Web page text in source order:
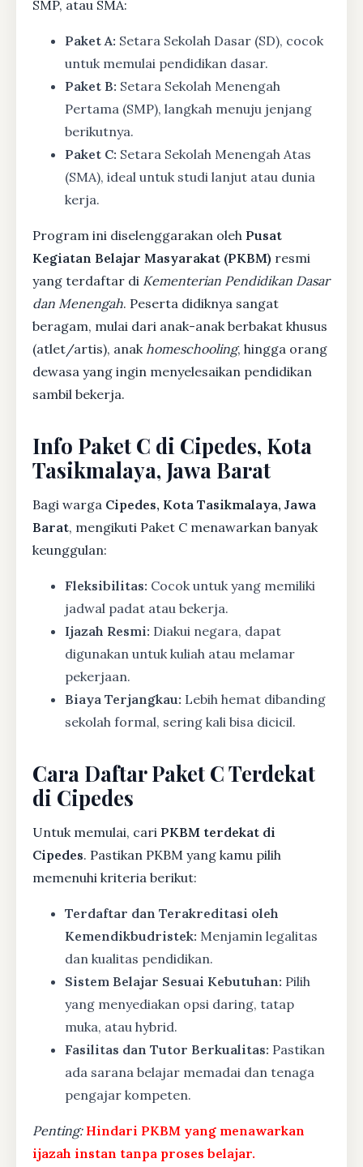
SMP, atau SMA:
Paket A: Setara Sekolah Dasar (SD), cocok
untuk memulai pendidikan dasar.
Paket B: Setara Sekolah Menengah
Pertama (SMP), langkah menuju jenjang
berikutnya.
Paket C: Setara Sekolah Menengah Atas
(SMA), ideal untuk studi lanjut atau dunia
kerja.
Program ini diselenggarakan oleh Pusat
Kegiatan Belajar Masyarakat (PKBM) resmi
yang terdaftar di Kementerian Pendidikan Dasar
dan Menengah. Peserta didiknya sangat
beragam, mulai dari anak-anak berbakat khusus
(atlet/artis), anakhomeschooling, hingga orang
dewasa yang ingin menyelesaikan pendidikan
sambil bekerja.
Info Paket C di Cipedes, Kota
Tasikmalaya, Jawa Barat
Bagi warga Cipedes, Kota Tasikmalaya, Jawa
Barat, mengikuti Paket C menawarkan banyak
keunggulan:
Fleksibilitas: Cocok untuk yang memiliki
jadwal padat atau bekerja.
Ijazah Resmi: Diakui negara, dapat
digunakan untuk kuliah atau melamar
pekerjaan.
Biaya Terjangkau: Lebih hemat dibanding
sekolah formal, sering kali bisa dicicil.
Cara Daftar Paket C Terdekat
di Cipedes
Untuk memulai, cari PKBM terdekat di
Cipedes. Pastikan PKBM yang kamu pilih
memenuhi kriteria berikut:
Terdaftar dan Terakreditasi oleh
Kemendikbudristek: Menjamin legalitas
dan kualitas pendidikan.
Sistem Belajar Sesuai Kebutuhan: Pilih
yang menyediakan opsi daring, tatap
muka, atau hybrid.
Fasilitas dan Tutor Berkualitas: Pastikan
ada sarana belajar memadai dan tenaga
pengajar kompeten.
Penting: Hindari PKBM yang menawarkan
ijazah instan tanpa proses belajar.